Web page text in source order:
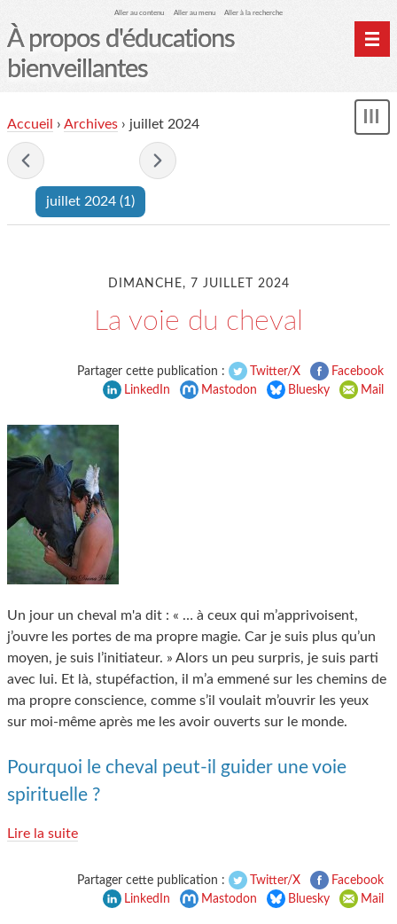
Aller au contenu Aller au menu Aller à la recherche
À propos d'éducations
bienveillantes
Contact
Mon monde du cheval
Accueil › Archives › juillet 2024
juillet 2024 (1)
DIMANCHE, 7 JUILLET 2024
La voie du cheval
Partager cette publication : Twitter/X
Facebook
LinkedIn
Mastodon Bluesky Mail
Un jour un cheval m'a dit : « … à ceux qui m’apprivoisent,
j’ouvre les portes de ma propre magie. Car je suis plus qu’un
moyen, je suis l’initiateur. » Alors un peu surpris, je suis parti
avec lui. Et là, stupéfaction, il m’a emmené sur les chemins de
ma propre conscience, comme s’il voulait m’ouvrir les yeux
sur moi-même après me les avoir ouverts sur le monde.
Pourquoi le cheval peut-il guider une voie
spirituelle ?
Lire la suite
Partager cette publication : Twitter/X
Facebook
LinkedIn
Mastodon Bluesky Mail